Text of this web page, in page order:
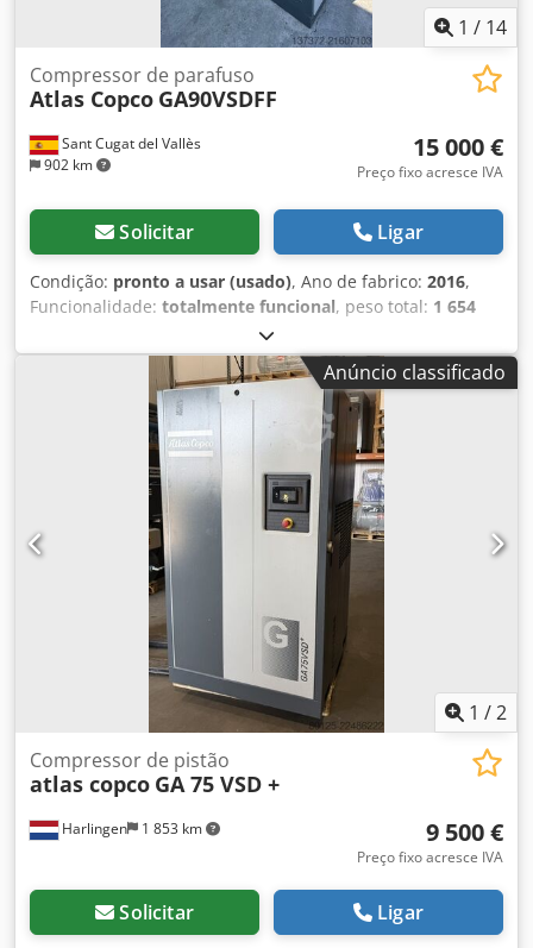
1 / 14
Sant Cugat del Vallès
902 km
Compressor de parafuso
Atlas Copco GA90VSDFF
15 000 €
Preço fixo acresce IVA
Solicitar Ligar
Condição: pronto a usar (usado), Ano de fabrico: 2016,
Funcionalidade: totalmente funcional, peso total: 1 654
Placa de identificação disponível,
secador por refrigeração, Atlas Copco, compressor de ar,
modelo: GA90VSDFF, parafuso lubrificado com inversor de
frequência (VSD), com secador, pressão: 12,7 bar, vazão de
ar: 293,1 L/S, motor: 3508 rpm, ano: 2016, peso: 1654 kg.
Envios para toda a Europa não incluídos, IVA não incluído.
Referência: 1167. Codpfxsyxpz Us Acnsrf
Anúncio classificado
1 /2
Harlingen 1 853 km
Compressor de pistão
atlas copco GA 75 VSD +
9 500 €
Preço fixo acresce IVA
Solicitar Ligar